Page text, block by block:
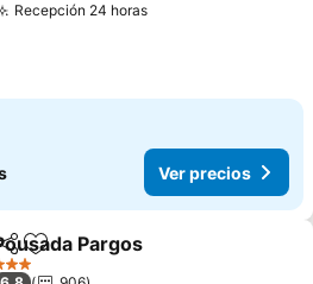
Recepción 24 horasVer precios
Ver precios
Agregar a favoritos
Pargos
Estrellas